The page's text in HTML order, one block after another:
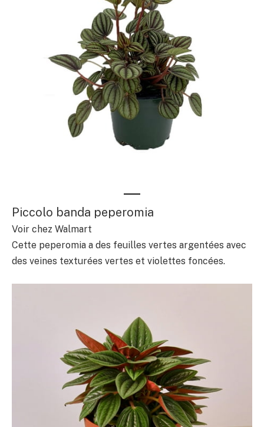
Piccolo banda peperomia
Voir chez Walmart
Cette peperomia a des feuilles vertes argentées avec
des veines texturées vertes et violettes foncées.